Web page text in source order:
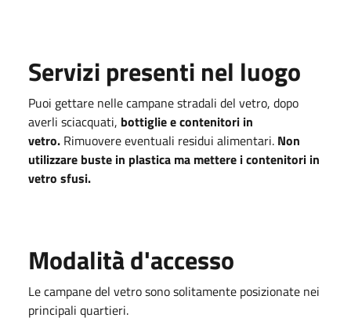
Servizi presenti nel luogo
Puoi gettare nelle campane stradali del vetro, dopo
averli sciacquati, bottiglie e contenitori in
vetro. Rimuovere eventuali residui alimentari. Non
utilizzare buste in plastica ma mettere i contenitori in
vetro sfusi.
Modalità d'accesso
Le campane del vetro sono solitamente posizionate nei
principali quartieri.